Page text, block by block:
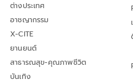
ต่างประเทศ
อาชญากรรม
X-CITE
ยานยนต์
สาธารณสุข-คุณภาพชีวิต
บันเทิง